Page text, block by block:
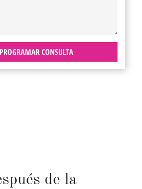
PROGRAMAR CONSULTA
de la